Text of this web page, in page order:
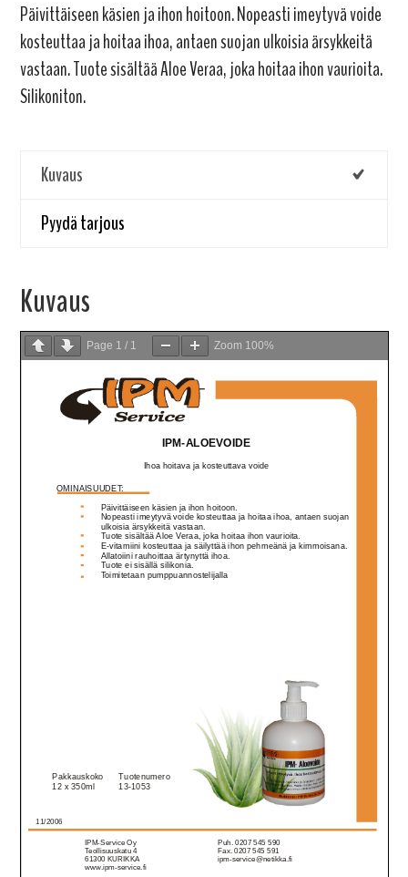
Päivittäiseen käsien ja ihon hoitoon. Nopeasti imeytyvä voide
kosteuttaa ja hoitaa ihoa, antaen suojan ulkoisia ärsykkeitä
vastaan. Tuote sisältää Aloe Veraa, joka hoitaa ihon vaurioita.
Silikoniton.
Kuvaus
Pyydä tarjous
Kuvaus
Page 1 / 1 Zoom 100%